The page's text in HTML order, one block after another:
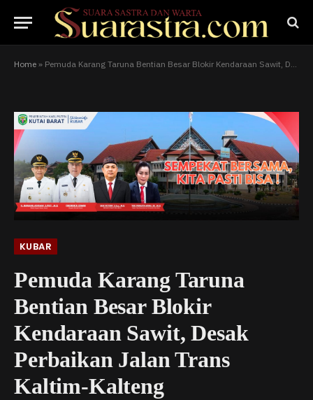
Home » Pemuda Karang Taruna Bentian Besar Blokir Kendaraan Sawit, Desak Perbaikan Jalan Trans Kaltim-Kalteng
KUBAR
Pemuda Karang Taruna
Bentian Besar Blokir
Kendaraan Sawit, Desak
Perbaikan Jalan Trans
Kaltim-Kalteng